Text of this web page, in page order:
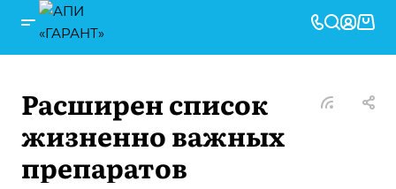
Расширен список
жизненно важных
препаратов